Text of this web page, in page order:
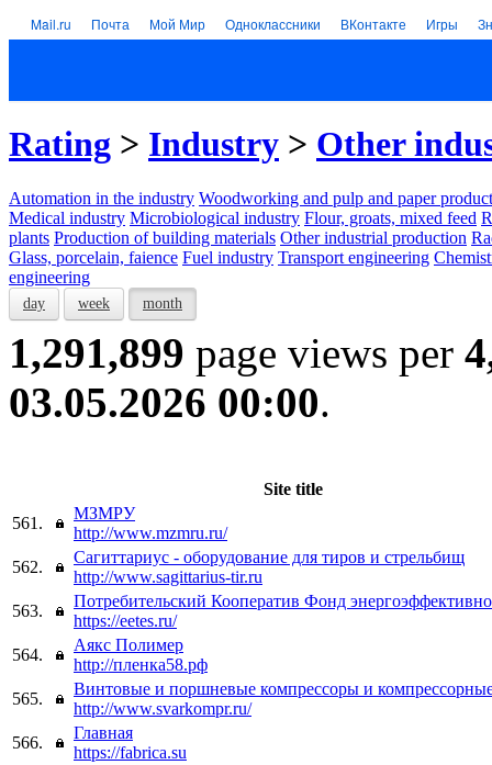
Mail.ru Почта Мой Мир Одноклассники ВКонтакте Игры
Rating > Industry > Other
Automation in the industry Woodworking and pulp and paper
Medical industry Microbiological industry Flour, groats, mixed feed
plants Production of building materials Other industrial production
Glass, porcelain, faience Fuel industry Transport engineering
engineering
day week month
1,291,899 page views per
03.05.2026 00:00.
Site title
561.
МЗМРУ
http://www.mzmru.ru/
562.
Сагиттариус - оборудование для тиров и стрельбищ
http://www.sagittarius-tir.ru
563.
Потребительский Кооператив Фонд
https://eetes.ru/
564.
Аякс Полимер
http://пленка58.рф
565.
Винтовые и поршневые компрессоры и
http://www.svarkompr.ru/
566.
Главная
https://fabrica.su